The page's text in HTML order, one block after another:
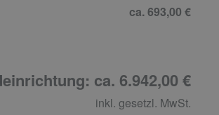
ca. 693,00 €
ca. 6.942,00 €
inkl. gesetzl. MwSt.